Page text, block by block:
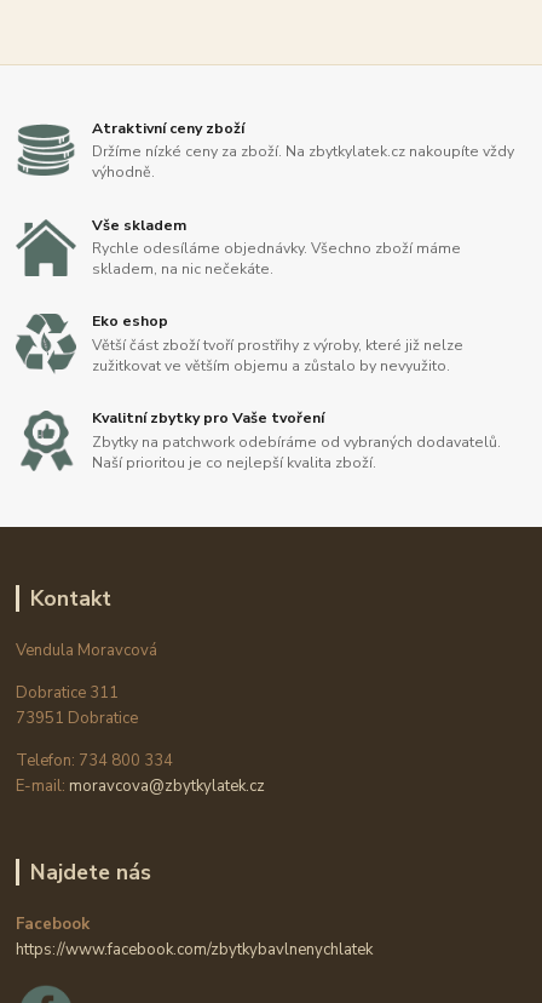
Atraktivní ceny zboží
Držíme nízké ceny za zboží. Na zbytkylatek.cz nakoupíte vždy
výhodně.
Vše skladem
Rychle odesíláme objednávky. Všechno zboží máme
skladem, na nic nečekáte.
Eko eshop
Větší část zboží tvoří prostřihy z výroby, které již nelze
zužitkovat ve větším objemu a zůstalo by nevyužito.
Kvalitní zbytky pro Vaše tvoření
Zbytky na patchwork odebíráme od vybraných dodavatelů.
Naší prioritou je co nejlepší kvalita zboží.
Kontakt
Vendula Moravcová
Dobratice 311
73951 Dobratice
Telefon: 734 800 334
E-mail: moravcova@zbytkylatek.cz
Najdete nás
Facebook
https://www.facebook.com/zbytkybavlnenychlatek